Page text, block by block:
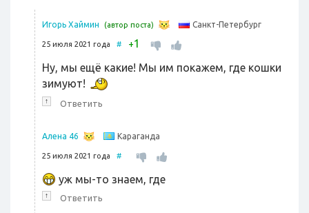
Игорь Хаймин (автор поста) Санкт-Петербург
25 июля 2021 года # +1
Ну, мы ещё какие! Мы им покажем, где кошки
зимуют!
↑ Ответить
Алена 46 Караганда
25 июля 2021 года #
уж мы-то знаем, где
↑ Ответить